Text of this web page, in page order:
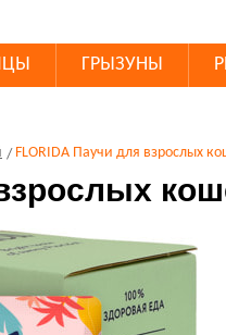
ГРЫЗУНЫ
FLORIDA Паучи для взрослых